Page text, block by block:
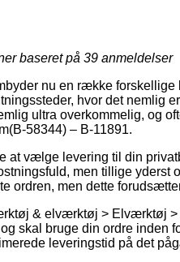
baseret på 39 anmeldelser
nu en række
hvor det nemlig
ultra overkommelig, og
58344) – B-11891.
at vælge levering til din
men tillige
ordren, men dette
& elværktøj > Elværktøj
skal bruge din ordre inden
leveringstid på det